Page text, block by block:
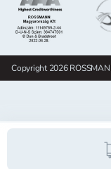
Copyright 2026